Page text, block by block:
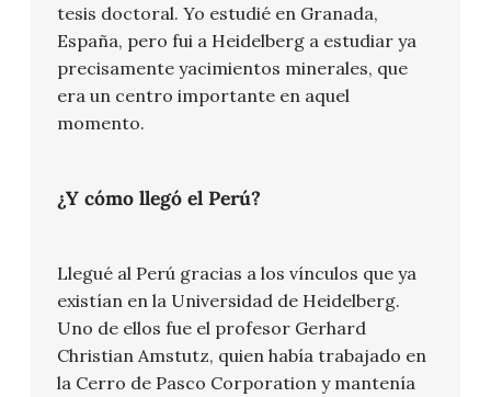
tesis doctoral. Yo estudié en Granada,
España, pero fui a Heidelberg a estudiar ya
precisamente yacimientos minerales, que
era un centro importante en aquel
momento.
¿Y cómo llegó el Perú?
Llegué al Perú gracias a los vínculos que ya
existían en la Universidad de Heidelberg.
Uno de ellos fue el profesor Gerhard
Christian Amstutz, quien había trabajado en
la Cerro de Pasco Corporation y mantenía